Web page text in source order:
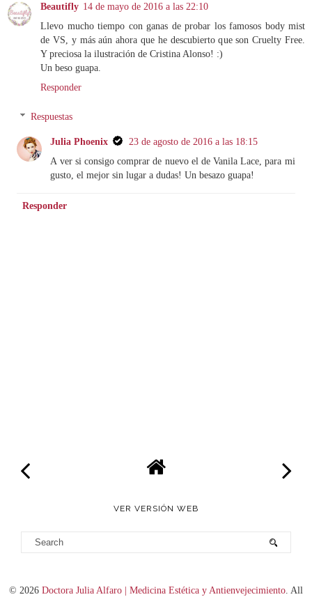
Beautifly 14 de mayo de 2016 a las 22:10
Llevo mucho tiempo con ganas de probar los famosos body mist
de VS, y más aún ahora que he descubierto que son Cruelty Free.
Y preciosa la ilustración de Cristina Alonso! :)
Un beso guapa.
Responder
Respuestas
Julia Phoenix
23 de agosto de 2016 a las 18:15
A ver si consigo comprar de nuevo el de Vanila Lace, para mi
gusto, el mejor sin lugar a dudas! Un besazo guapa!
Responder
VER VERSIÓN WEB
© 2026 Doctora Julia Alfaro | Medicina Estética y Antienvejecimiento . All